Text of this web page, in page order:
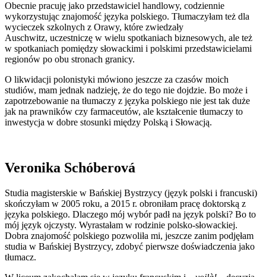
Obecnie pracuję jako przedstawiciel handlowy, codziennie
wykorzystując znajomość języka polskiego. Tłumaczyłam też dla
wycieczek szkolnych z Orawy, które zwiedzały
Auschwitz, uczestniczę w wielu spotkaniach biznesowych, ale też
w spotkaniach pomiędzy słowackimi i polskimi przedstawicielami
regionów po obu stronach granicy.
O likwidacji polonistyki mówiono jeszcze za czasów moich
studiów, mam jednak nadzieję, że do tego nie dojdzie. Bo może i
zapotrzebowanie na tłumaczy z języka polskiego nie jest tak duże
jak na prawników czy farmaceutów, ale kształcenie tłumaczy to
inwestycja w dobre stosunki między Polską i Słowacją.
Veronika Schóberová
Studia magisterskie w Bańskiej Bystrzycy (język polski i francuski)
skończyłam w 2005 roku, a 2015 r. obroniłam pracę doktorską z
języka polskiego. Dlaczego mój wybór padł na język polski? Bo to
mój język ojczysty. Wyrastałam w rodzinie polsko-słowackiej.
Dobra znajomość polskiego pozwoliła mi, jeszcze zanim podjęłam
studia w Bańskiej Bystrzycy, zdobyć pierwsze doświadczenia jako
tłumacz.